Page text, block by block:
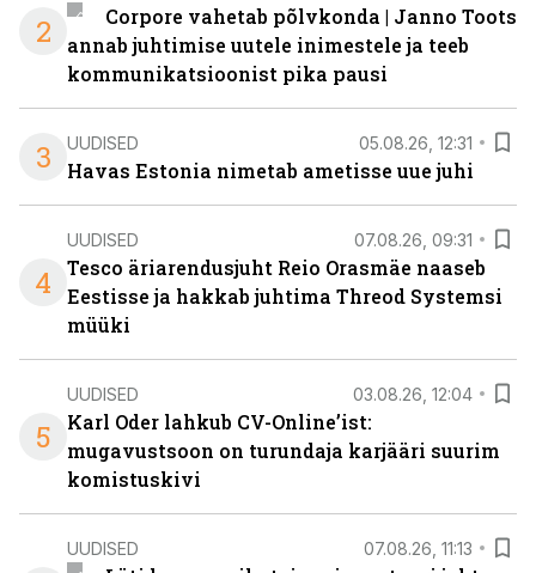
2
Corpore vahetab põlvkonda | Janno Toots
annab juhtimise uutele inimestele ja teeb
kommunikatsioonist pika pausi
3 UUDISED 05.08.26, 12:31
Havas Estonia nimetab ametisse uue juhi
4
UUDISED 07.08.26, 09:31
Tesco äriarendusjuht Reio Orasmäe naaseb
Eestisse ja hakkab juhtima Threod Systemsi
müüki
5
UUDISED 03.08.26, 12:04
Karl Oder lahkub CV-Online’ist:
mugavustsoon on turundaja karjääri suurim
komistuskivi
UUDISED 07.08.26, 11:13